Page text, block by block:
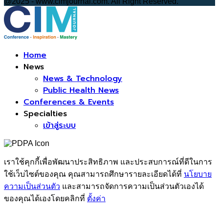
Home
News
News & Technology
Public Health News
Conferences & Events
Specialties
เข้าสู่ระบบ
เราใช้คุกกี้เพื่อพัฒนาประสิทธิภาพ และประสบการณ์ที่ดีในการ
ใช้เว็บไซต์ของคุณ คุณสามารถศึกษารายละเอียดได้ที่ นโยบาย
ความเป็นส่วนตัว และสามารถจัดการความเป็นส่วนตัวเองได้
ของคุณได้เองโดยคลิกที่ ตั้งค่า